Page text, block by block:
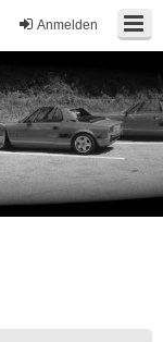
Anmelden